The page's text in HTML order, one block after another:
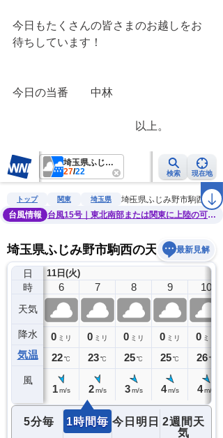
今日もたくさんの皆さまのお越しをお
待ちしています！
今日の当番　　中林
以上。